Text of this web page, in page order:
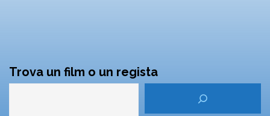
Trova un film o un regista